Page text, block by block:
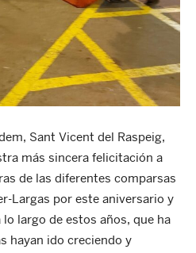
Sant Vicent del Raspeig,
más sincera felicitación a
de las diferentes comparsas
Largas por este aniversario y
largo de estos años, que ha
hayan ido creciendo y